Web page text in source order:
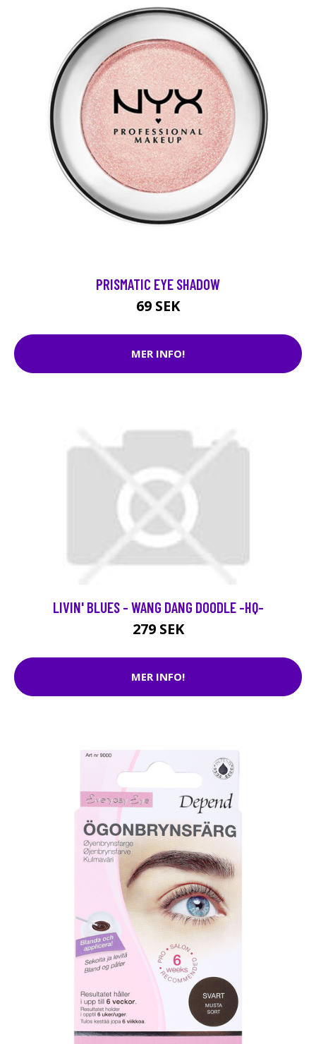
PRISMATIC EYE SHADOW
69 SEK
MER INFO!
LIVIN' BLUES - WANG DANG DOODLE -HQ-
279 SEK
MER INFO!